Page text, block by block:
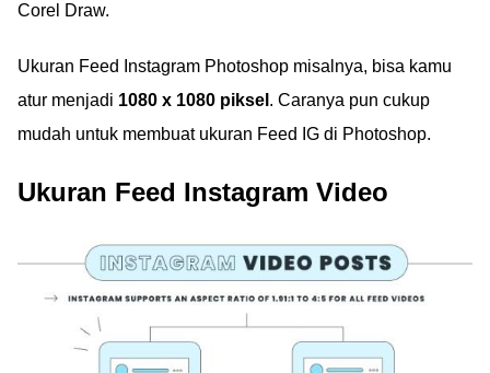
Corel Draw.
Ukuran Feed Instagram Photoshop misalnya, bisa kamu
atur menjadi 1080 x 1080 piksel . Caranya pun cukup
mudah untuk membuat ukuran Feed IG di Photoshop.
Ukuran Feed Instagram Video